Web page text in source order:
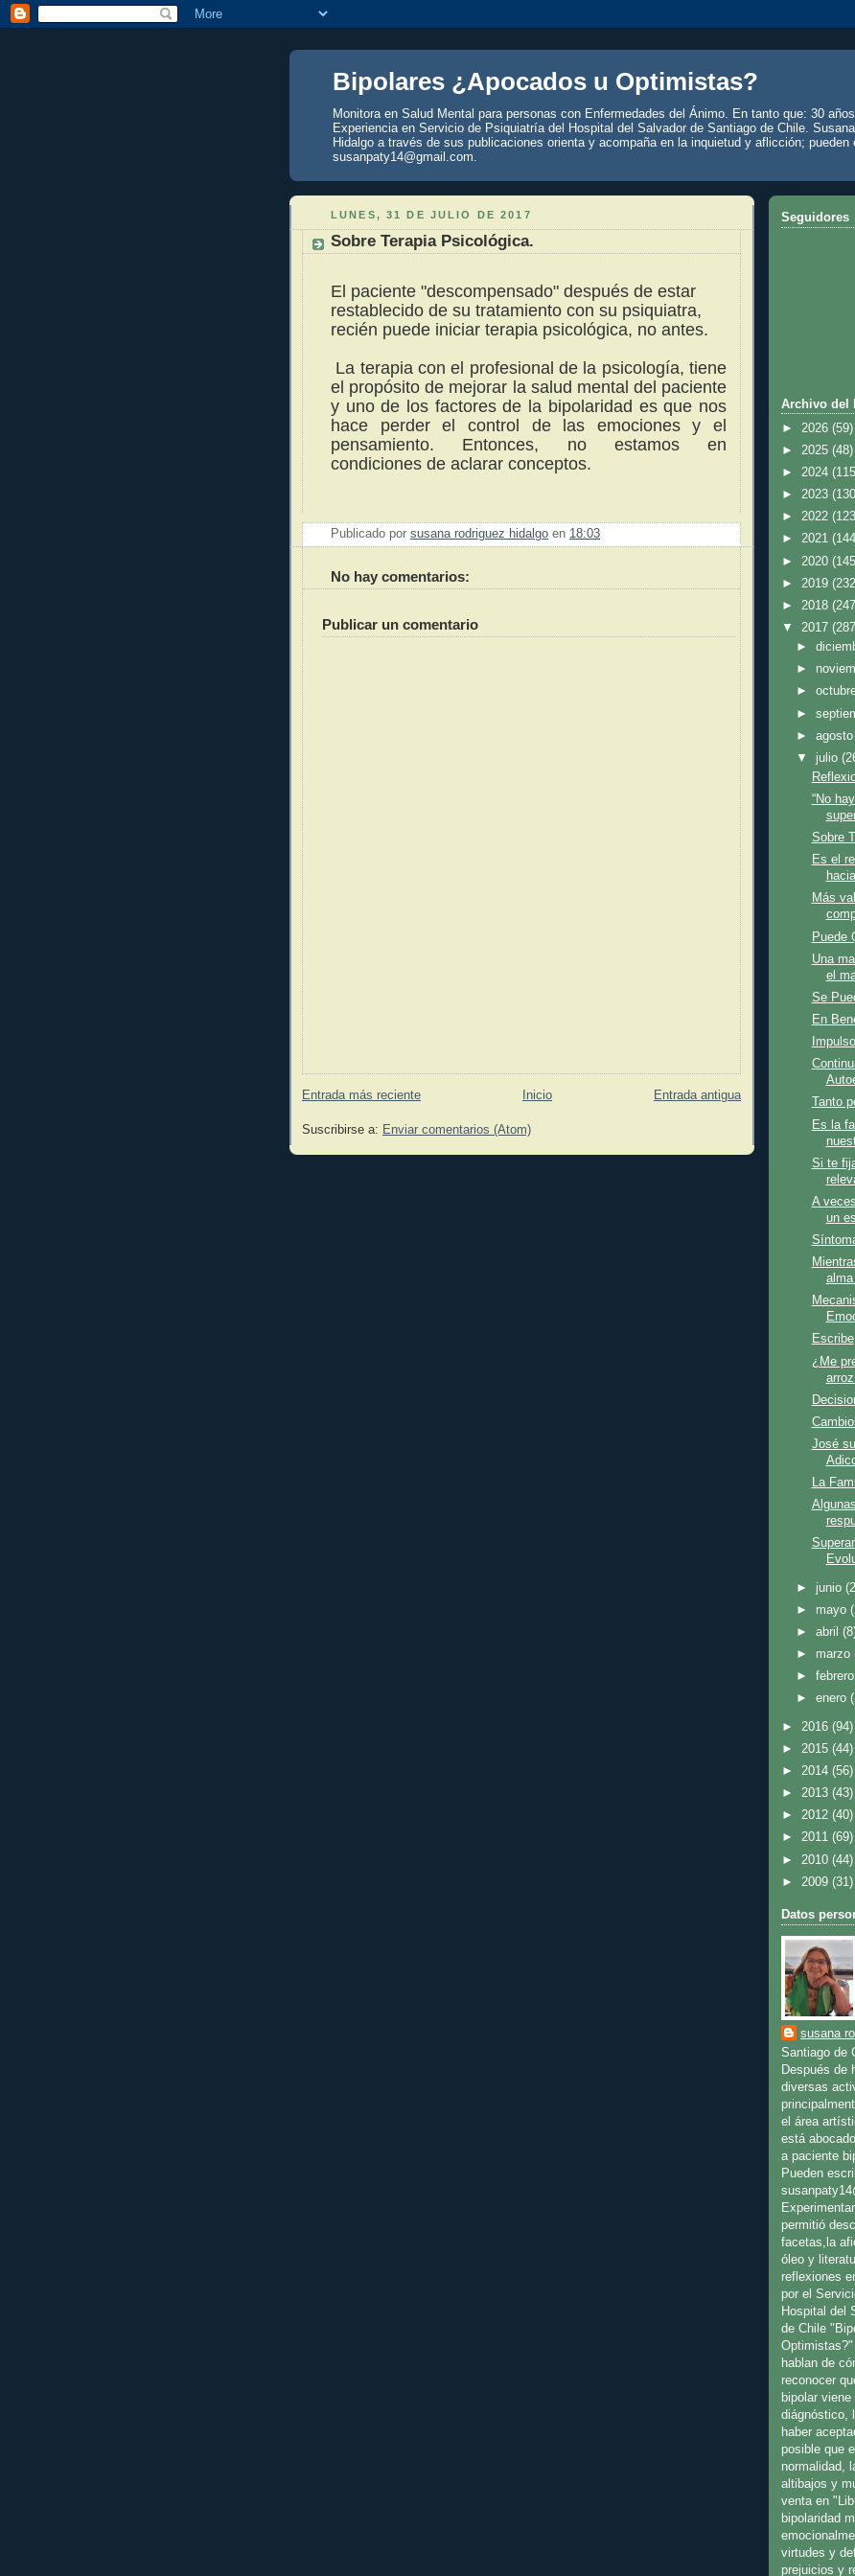
Bipolares ¿Apocados u Optimistas?
Monitora en Salud Mental para personas con Enfermedades del Ánimo. En tanto que: 30
Experiencia en Servicio de Psiquiatría del Hospital del Salvador de Santiago de Chile.
Hidalgo a través de sus publicaciones orienta y acompaña en la inquietud y aflicción; pueden
susanpaty14@gmail.com.
LUNES, 31 DE JULIO DE 2017
Sobre Terapia Psicológica.
El paciente "descompensado" después de estar
restablecido de su tratamiento con su psiquiatra,
recién puede iniciar terapia psicológica, no antes.
La terapia con el profesional de la psicología, tiene
el propósito de mejorar la salud mental del paciente
y uno de los factores de la bipolaridad es que nos
hace perder el control de las emociones y el
pensamiento. Entonces, no estamos en
condiciones de aclarar conceptos.
Publicado por susana rodriguez hidalgo en 18:03
No hay comentarios:
Publicar un comentario
Entrada más reciente Entrada antigua
Inicio
Suscribirse a: Enviar comentarios (Atom)
Seguidores
Archivo del
► 2026 (59)
► 2025 (48)
► 2024
► 2023
► 2022
► 2021
► 2020
► 2019
► 2018
▼ 2017
►
►
►
►
►
▼ julio
“No
Sobre
Es el
Más
Puede
Una
el
Se
En
Tanto
Es la
Si te
A
un
Escribe
¿Me
José
La
► junio
► mayo
►abril
► marzo
►
►enero
► 2016 (94)
► 2015 (44)
► 2014 (56)
► 2013 (43)
► 2012 (40)
► 2011 (69)
► 2010 (44)
► 2009 (31)
Datos
susana
Santiago de
Después de
diversas
el área
está
a paciente
Pueden
permitió
facetas,la
óleo y
reflexiones
por el
Hospital del
de Chile
hablan de
reconocer
bipolar
diágnóstico,
haber
posible que
normalidad,
altibajos y
venta en
bipolaridad
virtudes y
prejuicios y